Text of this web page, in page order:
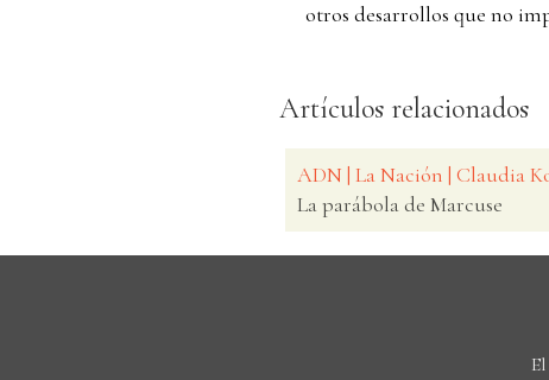
otros desarrollos que no
Artículos relacionados
ADN | La Nación | Claudia
La parábola de Marcuse